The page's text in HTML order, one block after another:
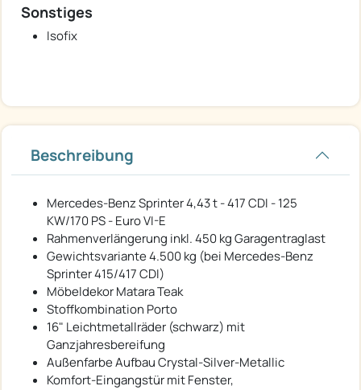
Sonstiges
Isofix
Beschreibung
Mercedes-Benz Sprinter 4,43 t - 417 CDI - 125
KW/170 PS - Euro VI-E
Rahmenverlängerung inkl. 450 kg Garagentraglast
Gewichtsvariante 4.500 kg (bei Mercedes-Benz
Sprinter 415/417 CDI)
Möbeldekor Matara Teak
Stoffkombination Porto
16" Leichtmetallräder (schwarz) mit
Ganzjahresbereifung
Außenfarbe Aufbau Crystal-Silver-Metallic
Komfort-Eingangstür mit Fenster,